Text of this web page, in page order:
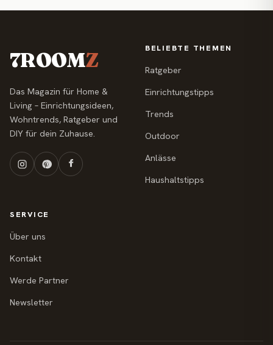
7ROOMZ
Das Magazin für Home &
Living – Einrichtungsideen,
Wohntrends, Ratgeber und
DIY für dein Zuhause.
BELIEBTE THEMEN
Ratgeber
Einrichtungstipps
Trends
Outdoor
Anlässe
Haushaltstipps
SERVICE
Über uns
Kontakt
Werde Partner
Newsletter